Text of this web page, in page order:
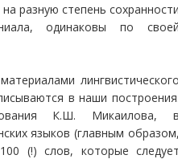
разную степень
одинаковы по
в наши
К.Ш. Микаилова,
языков (главным
(!) слов, которые